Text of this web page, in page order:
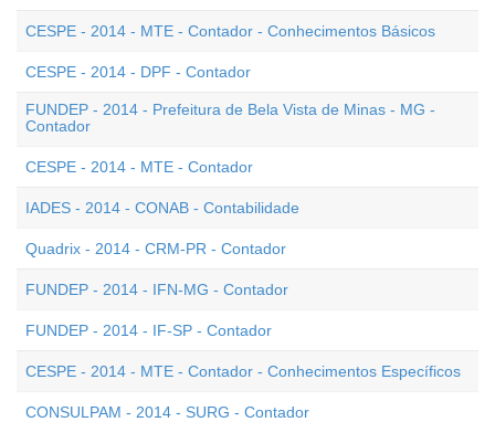
CESPE - 2014 - MTE - Contador - Conhecimentos Básicos
CESPE - 2014 - DPF - Contador
FUNDEP - 2014 - Prefeitura de Bela Vista de Minas - MG -
Contador
CESPE - 2014 - MTE - Contador
IADES - 2014 - CONAB - Contabilidade
Quadrix - 2014 - CRM-PR - Contador
FUNDEP - 2014 - IFN-MG - Contador
FUNDEP - 2014 - IF-SP - Contador
CESPE - 2014 - MTE - Contador - Conhecimentos Específicos
CONSULPAM - 2014 - SURG - Contador